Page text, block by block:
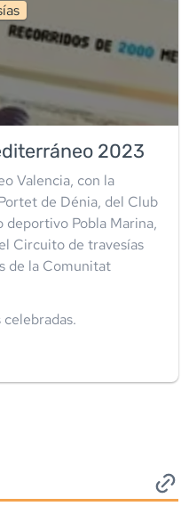
s
2023
Valencia, con la
de Dénia, del Club
Pobla Marina,
Circuito de travesías
de la Comunitat
celebradas.